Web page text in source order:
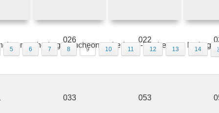
5 6 7 8 9 10 11 12 13 14